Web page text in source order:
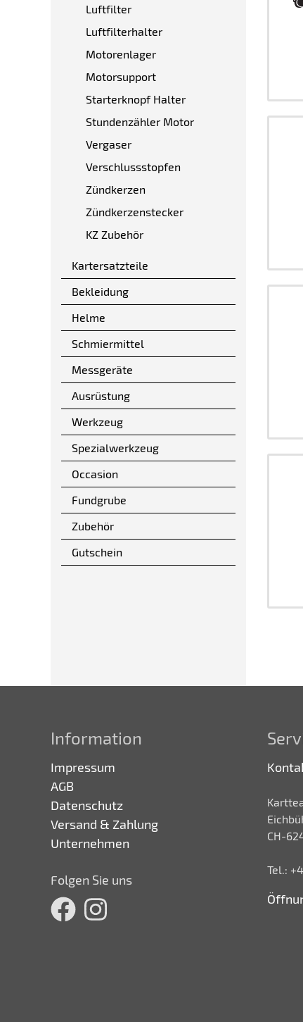
Luftfilter
Luftfilterhalter
Motorenlager
Motorsupport
Starterknopf Halter
Stundenzähler Motor
Vergaser
Verschlussstopfen
Zündkerzen
Zündkerzenstecker
KZ Zubehör
Kartersatzteile
Bekleidung
Helme
Schmiermittel
Messgeräte
Ausrüstung
Werkzeug
Spezialwerkzeug
Occasion
Fundgrube
Zubehör
Gutschein
Information
Impressum
AGB
Datenschutz
Versand & Zahlung
Unternehmen
Folgen Sie uns
CH-
Tel.: